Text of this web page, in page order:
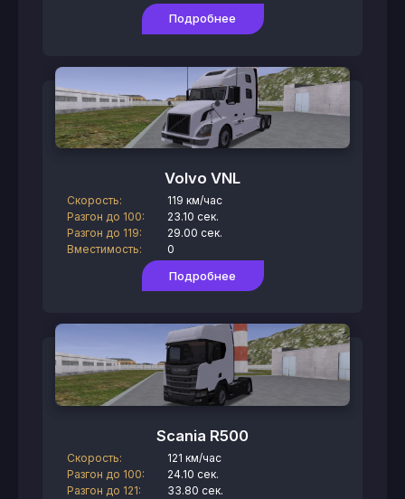
Подробнее
Volvo VNL
Скорость:
119 км/час
Разгон до 100:
23.10 сек.
Разгон до 119:
29.00 сек.
Вместимость:
0
Подробнее
Scania R500
Скорость:
121 км/час
Разгон до 100:
24.10 сек.
Разгон до 121:
33.80 сек.